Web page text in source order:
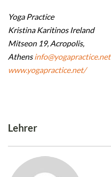
Yoga Practice
Kristina Karitinos Ireland
Mitseon 19, Acropolis,
Athens info@yogapractice.net
www.yogapractice.net/
Lehrer